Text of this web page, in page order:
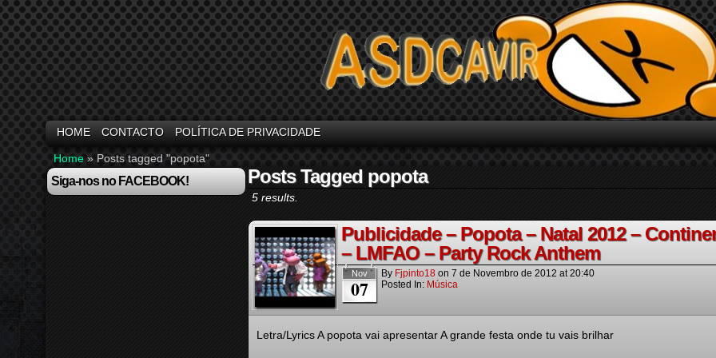
HOME CONTACTO POLÍTICA DE PRIVACIDADE
Home » Posts tagged "popota"
Siga-nos no FACEBOOK! Posts Tagged popota
5 results.
Publicidade – Popota – Natal 2012 –
– LMFAO – Party Rock Anthem
Nov
07
By Fjpinto18 on 7 de Novembro de 2012 at20:40
Posted In: Música
Letra/Lyrics A popota vai apresentar A grande festa onde tu vais brilhar